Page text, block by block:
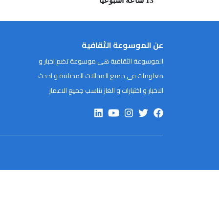
عن الموسوعة الثقافية
الموسوعة الثقافية هى موسوعة تضم اخبار و
معلومات فى جميع المجالات المختلفة و احدث
الاخبار و اختبارات و الغاز تناسب جميع الاعمار